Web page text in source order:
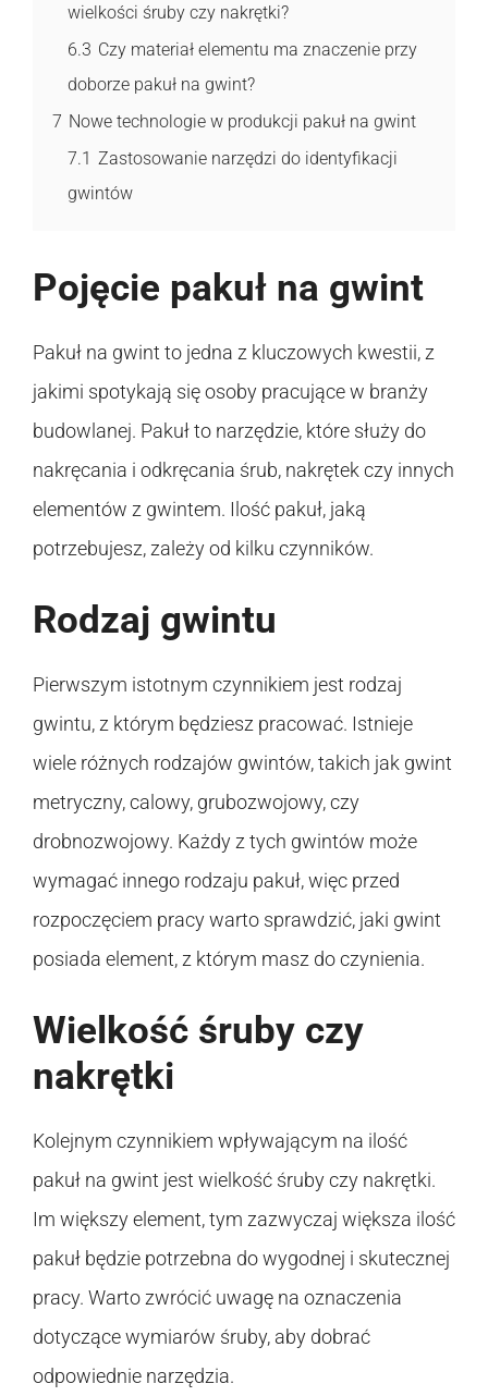
wielkości śruby czy nakrętki?
6.3 Czy materiał elementu ma znaczenie przy
doborze pakuł na gwint?
7 Nowe technologie w produkcji pakuł na gwint
7.1 Zastosowanie narzędzi do identyfikacji
gwintów
Pojęcie pakuł na gwint
Pakuł na gwint to jedna z kluczowych kwestii, z
jakimi spotykają się osoby pracujące w branży
budowlanej. Pakuł to narzędzie, które służy do
nakręcania i odkręcania śrub, nakrętek czy innych
elementów z gwintem. Ilość pakuł, jaką
potrzebujesz, zależy od kilku czynników.
Rodzaj gwintu
Pierwszym istotnym czynnikiem jest rodzaj
gwintu, z którym będziesz pracować. Istnieje
wiele różnych rodzajów gwintów, takich jak gwint
metryczny, calowy, grubozwojowy, czy
drobnozwojowy. Każdy z tych gwintów może
wymagać innego rodzaju pakuł, więc przed
rozpoczęciem pracy warto sprawdzić, jaki gwint
posiada element, z którym masz do czynienia.
Wielkość śruby czy
nakrętki
Kolejnym czynnikiem wpływającym na ilość
pakuł na gwint jest wielkość śruby czy nakrętki.
Im większy element, tym zazwyczaj większa ilość
pakuł będzie potrzebna do wygodnej i skutecznej
pracy. Warto zwrócić uwagę na oznaczenia
dotyczące wymiarów śruby, aby dobrać
odpowiednie narzędzia.